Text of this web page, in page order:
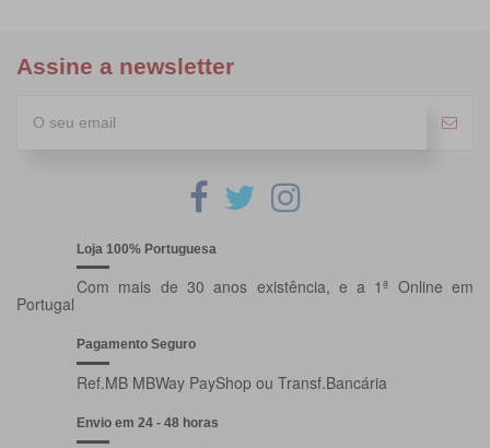
Assine a newsletter
Loja 100% Portuguesa
Com mais de 30 anos existência, e a 1ª Online em
Portugal
Pagamento Seguro
Ref.MB MBWay PayShop ou Transf.Bancária
Envio em 24 - 48 horas